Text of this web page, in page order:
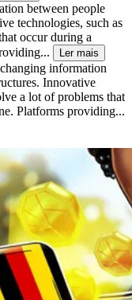
between people
technologies, such as
occur during a
Ler mais
information
Innovative
a lot of problems that
Platforms providing...